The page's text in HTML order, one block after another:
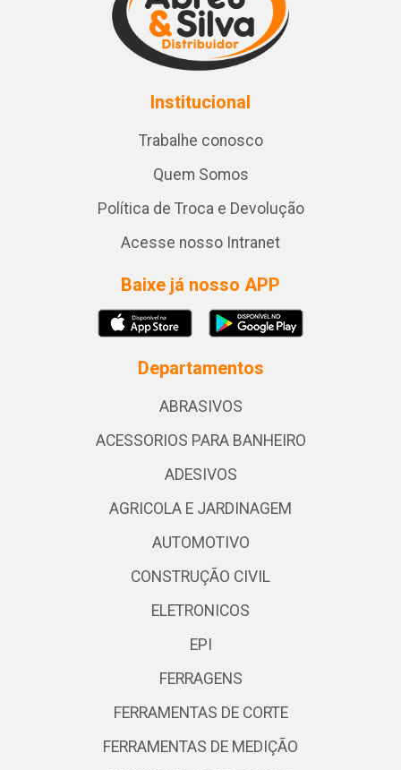
Institucional
Trabalhe conosco
Quem Somos
Política de Troca e Devolução
Acesse nosso Intranet
Baixe já nosso APP
Departamentos
ABRASIVOS
ACESSORIOS PARA BANHEIRO
ADESIVOS
AGRICOLA E JARDINAGEM
AUTOMOTIVO
CONSTRUÇÃO CIVIL
ELETRONICOS
EPI
FERRAGENS
FERRAMENTAS DE CORTE
FERRAMENTAS DE MEDIÇÃO